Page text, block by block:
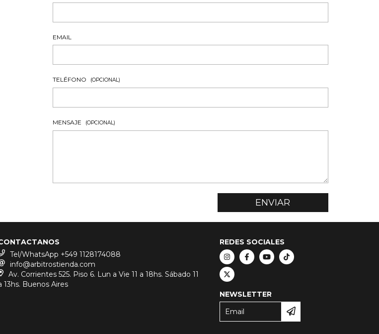
EMAIL
TELÉFONO (OPCIONAL)
MENSAJE (OPCIONAL)
Tel/WhatsApp +549 1128174088
info@arbitrostienda.com
Av. Corrientes 525. Piso 6. Lun a Vie 11 a 18hs. Sábado 11
13hs. Buenos Aires
REDES SOCIALES
NEWSLETTER